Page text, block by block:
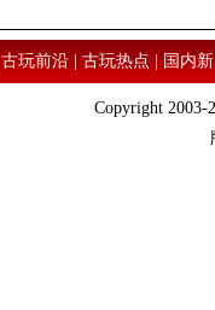
古玩前沿|古玩热点|国内
Copyright 2003-